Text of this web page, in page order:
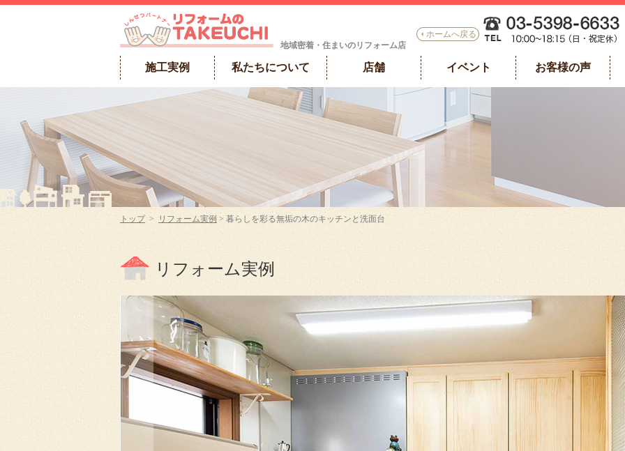
地域密着・住まいのリフォーム店
ホームへ戻る
施工実例 私たちについて 店舗 イベント お客様の声
トップ> リフォーム実例 > 暮らしを彩る無垢の木のキッチンと洗面台
リフォーム実例